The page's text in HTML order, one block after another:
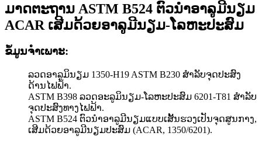
ມາດຕະຖານ ASTM B524 ຕົວນຳອາລູມີນຽມ
ACAR ເສີມດ້ວຍອາລູມີນຽມ-ໂລຫະປະສົມ
ຂໍ້ມູນຈໍາເພາະ:
ລວດອາລູມິນຽມ 1350-H19 ASTM B230 ສຳລັບຈຸດປະສົງ
ດ້ານໄຟຟ້າ.
ASTM B398 ລວດອະລູມິນຽມ-ໂລຫະປະສົມ 6201-T81 ສຳລັບ
ຈຸດປະສົງທາງໄຟຟ້າ.
ASTM B524 ຕົວນຳອາລູມີນຽມແບບເສັ້ນຮວງເປັນຈຸດສູນກາງ,
ເສີມດ້ວຍອາລູມີນຽມປະສົມ (ACAR, 1350/6201).